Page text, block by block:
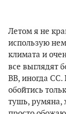
Летом я не
использую
климата и
все выглядят
ВВ, иногда СС.
обойтись
тушь, румяна,